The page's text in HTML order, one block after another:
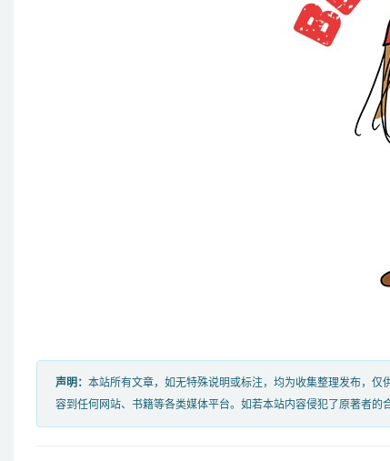
声明： 本站所有文章，如无特殊说明或标注，均为收集整理发布，
容到任何网站、书籍等各类媒体平台。如若本站内容侵犯了原著者